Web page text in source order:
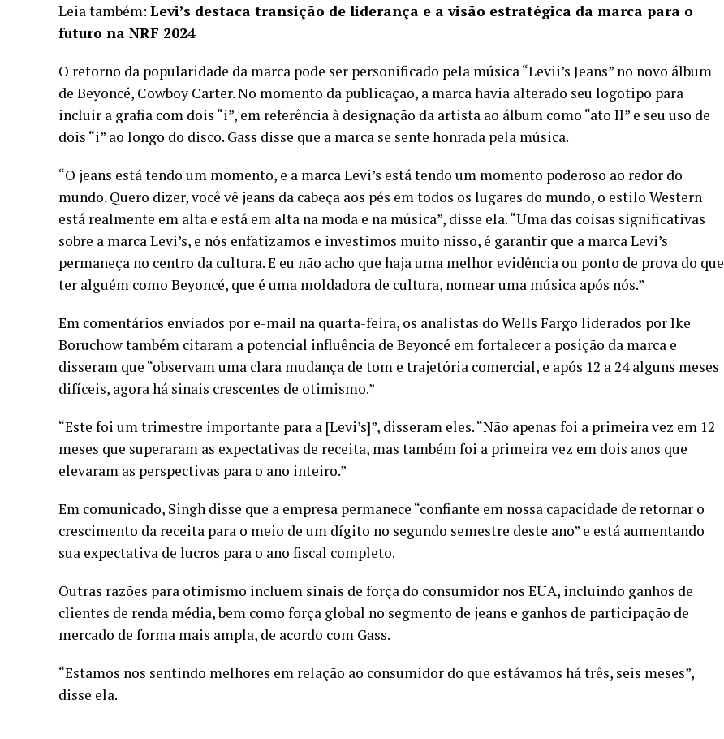
Leia também: Levi’s destaca transição de liderança e a visão estratégica da marca para o
futuro na NRF 2024
O retorno da popularidade da marca pode ser personificado pela música “Levii’s Jeans” no novo álbum
de Beyoncé, Cowboy Carter. No momento da publicação, a marca havia alterado seu logotipo para
incluir a grafia com dois “i”, em referência à designação da artista ao álbum como “ato II” e seu uso de
dois “i” ao longo do disco. Gass disse que a marca se sente honrada pela música.
“O jeans está tendo um momento, e a marca Levi’s está tendo um momento poderoso ao redor do
mundo. Quero dizer, você vê jeans da cabeça aos pés em todos os lugares do mundo, o estilo Western
está realmente em alta e está em alta na moda e na música”, disse ela. “Uma das coisas significativas
sobre a marca Levi’s, e nós enfatizamos e investimos muito nisso, é garantir que a marca Levi’s
permaneça no centro da cultura. E eu não acho que haja uma melhor evidência ou ponto de prova do que
ter alguém como Beyoncé, que é uma moldadora de cultura, nomear uma música após nós.”
Em comentários enviados por e-mail na quarta-feira, os analistas do Wells Fargo liderados por Ike
Boruchow também citaram a potencial influência de Beyoncé em fortalecer a posição da marca e
disseram que “observam uma clara mudança de tom e trajetória comercial, e após 12 a 24 alguns meses
difíceis, agora há sinais crescentes de otimismo.”
“Este foi um trimestre importante para a [Levi’s]”, disseram eles. “Não apenas foi a primeira vez em 12
meses que superaram as expectativas de receita, mas também foi a primeira vez em dois anos que
elevaram as perspectivas para o ano inteiro.”
Em comunicado, Singh disse que a empresa permanece “confiante em nossa capacidade de retornar o
crescimento da receita para o meio de um dígito no segundo semestre deste ano” e está aumentando
sua expectativa de lucros para o ano fiscal completo.
Outras razões para otimismo incluem sinais de força do consumidor nos EUA, incluindo ganhos de
clientes de renda média, bem como força global no segmento de jeans e ganhos de participação de
mercado de forma mais ampla, de acordo com Gass.
“Estamos nos sentindo melhores em relação ao consumidor do que estávamos há três, seis meses”,
disse ela.